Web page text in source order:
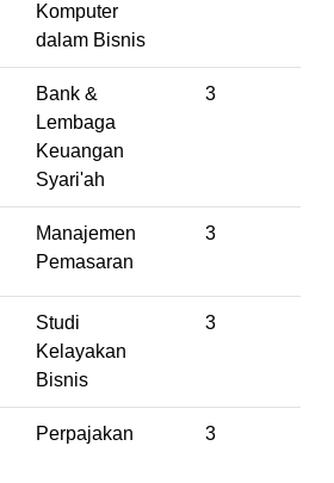
Komputer
dalam Bisnis
Bank &
Lembaga
Keuangan
Syari'ah
3
Manajemen
Pemasaran
3
Studi
Kelayakan
Bisnis
3
Perpajakan 3